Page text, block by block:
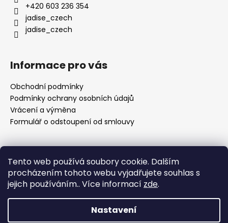
Tento web používá soubory cookie. Dalším
procházením tohoto webu vyjadřujete souhlas s
jejich používáním.. Více informací zde.
Nastavení
+420 603 236 354
jadise_czech
jadise_czech
Informace pro vás
Obchodní podmínky
Podmínky ochrany osobních údajů
Vrácení a výměna
Formulář o odstoupení od smlouvy
Přijímáme online platby